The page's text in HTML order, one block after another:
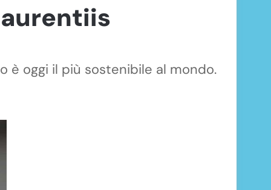
è oggi il più sostenibile al mondo.